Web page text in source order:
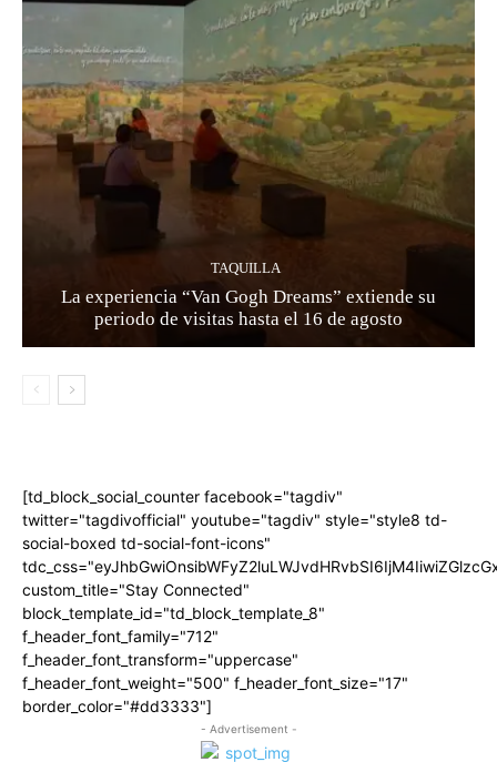
TAQUILLA
La experiencia “Van Gogh Dreams” extiende su
periodo de visitas hasta el 16 de agosto
[td_block_social_counter facebook="tagdiv"
twitter="tagdivofficial" youtube="tagdiv" style="style8 td-
social-boxed td-social-font-icons"
custom_title="Stay Connected"
block_template_id="td_block_template_8"
f_header_font_family="712"
f_header_font_transform="uppercase"
f_header_font_weight="500" f_header_font_size="17"
border_color="#dd3333"]
- Advertisement -